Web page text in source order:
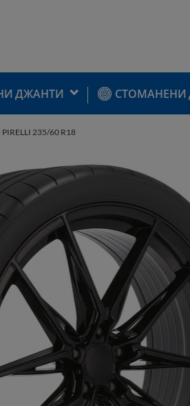
ДЖАНТИ СТОМАНЕНИ
235/60 R18